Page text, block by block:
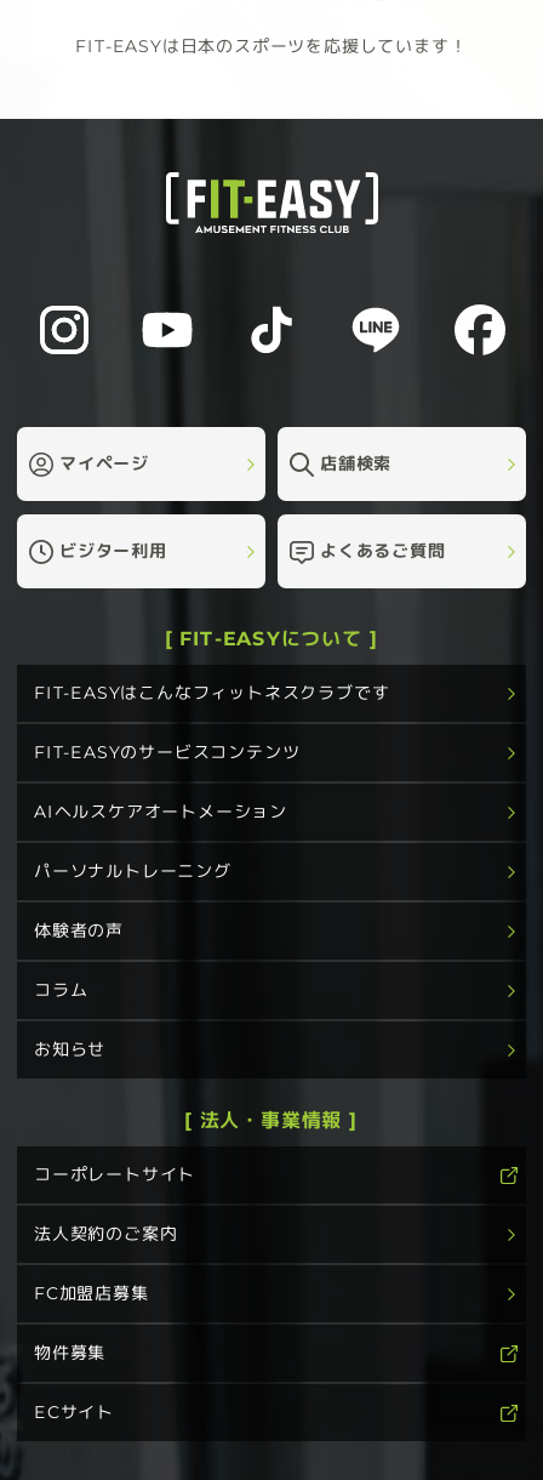
FIT-EASYは日本のスポーツを応援しています！
マイページ 店舗検索
ビジター利用 よくあるご質問
[ FIT-EASYについて ]
FIT-EASYはこんなフィットネスクラブです
FIT-EASYのサービスコンテンツ
AIヘルスケアオートメーション
パーソナルトレーニング
体験者の声
コラム
お知らせ
[ 法人・事業情報 ]
コーポレートサイト
法人契約のご案内
FC加盟店募集
物件募集
ECサイト